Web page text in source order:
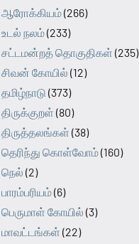
ஆரோக்கியம்(266)
உடல் நலம்(233)
சட்டமன்றத் தொகுதிகள் (235)
சிவன் கோயில் (12)
தமிழ்நாடு (373)
திருக்குறள் (80)
திருத்தலங்கள் (38)
தெரிந்து கொள்வோம்(160)
நெல் (2)
பாரம்பரியம்(6)
பெருமாள் கோயில் (3)
மாவட்டங்கள் (22)